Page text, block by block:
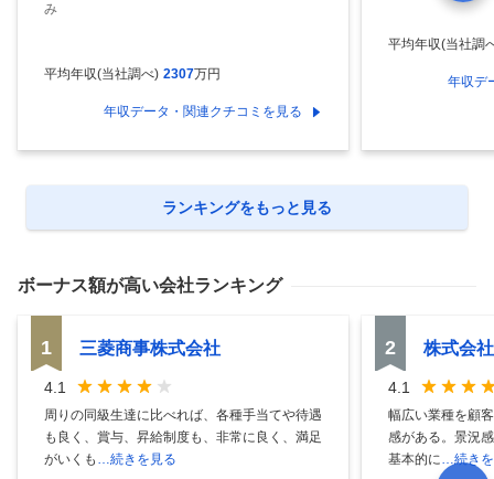
み
平均年収(当社調べ) 2307万円
年収データ・関連クチコミを見る
平均年収(当社調
年収デ
ランキングをもっと見る
ボーナス額が高い会社ランキング
1 三菱商事株式会社
4.1
周りの同級生達に比べれば、各種手当てや待遇
も良く、賞与、昇給制度も、非常に良く、満足
がいくも …続きを見る
2 株式会
4.1
幅広い業種を顧
感がある。景況
基本的に…続き